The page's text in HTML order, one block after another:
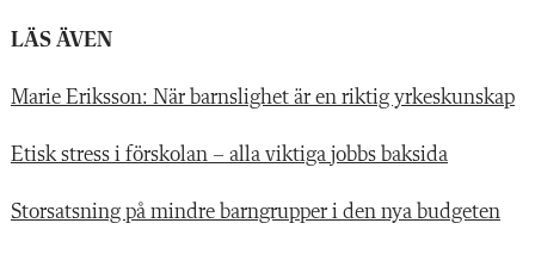
LÄS ÄVEN
Marie Eriksson: När barnslighet är en riktig yrkeskunskap
Etisk stress i förskolan – alla viktiga jobbs baksida
Storsatsning på mindre barngrupper i den nya budgeten